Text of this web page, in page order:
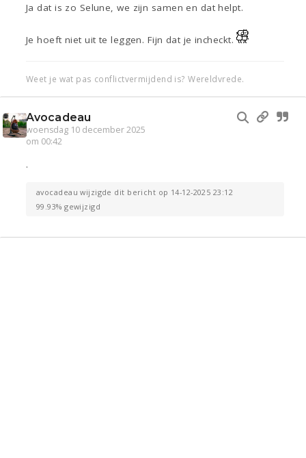
Ja dat is zo Selune, we zijn samen en dat helpt.
Je hoeft niet uit te leggen. Fijn dat je incheckt.
Weet je wat pas conflictvermijdend is? Wereldvrede.
Avocadeau
woensdag 10 december 2025
om 00:42
.
avocadeau wijzigde dit bericht op 14-12-2025 23:12
99.93% gewijzigd